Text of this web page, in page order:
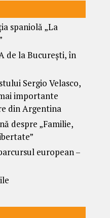
spaniolă „La
de la București, în
Sergio Velasco,
importante
din Argentina
despre „Familie,
european –